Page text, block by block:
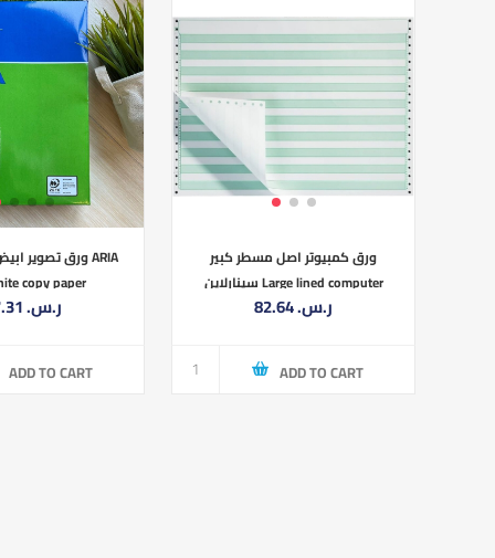
copy paper
27.31 ر.س.‏
ADD TO CART
ورق كمبيوتر اصل مسطر كبير
سينارلاين Large lined computer
paper copy of Sinarline
82.64 ر.س.‏
ADD TO CART